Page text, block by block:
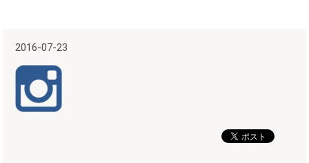
2016-07-23